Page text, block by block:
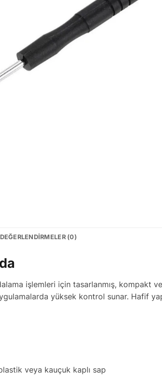
DEĞERLENDIRMELER (0)
işlemleri için tasarlanmış,
yüksek kontrol sunar. Hafif
veya kauçuk kaplı sap